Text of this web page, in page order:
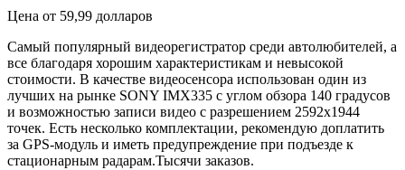
Цена от 59,99 долларов
Самый популярный видеорегистратор среди автолюбителей, а
все благодаря хорошим характеристикам и невысокой
стоимости. В качестве видеосенсора использован один из
лучших на рынке SONY IMX335 с углом обзора 140 градусов
и возможностью записи видео с разрешением 2592х1944
точек. Есть несколько комплектации, рекомендую доплатить
за GPS-модуль и иметь предупреждение при подъезде к
стационарным радарам.Тысячи заказов.